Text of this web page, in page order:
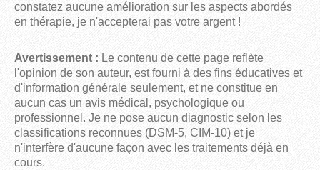
constatez aucune amélioration sur les aspects abordés
en thérapie, je n'accepterai pas votre argent !
Avertissement : Le contenu de cette page reflète
l'opinion de son auteur, est fourni à des fins éducatives et
d'information générale seulement, et ne constitue en
aucun cas un avis médical, psychologique ou
professionnel. Je ne pose aucun diagnostic selon les
classifications reconnues (DSM-5, CIM-10) et je
n'interfère d'aucune façon avec les traitements déjà en
cours.